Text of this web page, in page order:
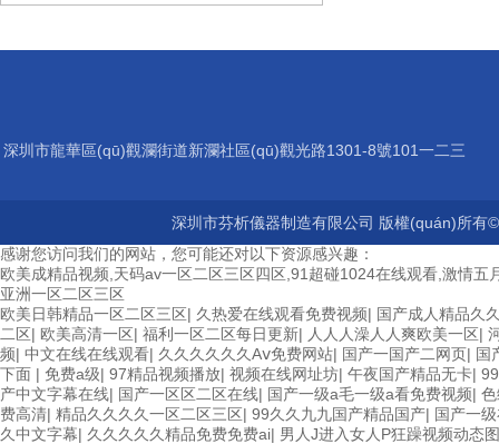
深圳市龍華區(qū)觀瀾街道新瀾社區(qū)觀光路1301-8號101一二三
深圳市芬析儀器制造有限公司 版權(quán)所
感谢您访问我们的网站，您可能还对以下资源感兴趣：
欧美成精品视频,天码av一区二区三区四区,91超碰1024在线观看,激情
亚洲一区二区三区
欧美日韩精品一区二区三区| 久热爱在线观看免费视频| 国产成人精品久
二区| 欧美高清一区| 福利一区二区每日更新| 人人人澡人人爽欧美一区|
频| 中文在线在线观看| 久久久久久久Aⅴ免费网站| 国产一国产二网页| 国
下面 | 免费a级| 97精品视频播放| 视频在线网址坊| 午夜国产精品无卡|
产中文字幕在线| 国产一区区二区在线| 国产一级a毛一级a看免费视频|
费高清| 精品久久久久一区二区三区| 99久久九九国产精品国产| 国产一
久中文字幕| 久久久久久精品免费免费ai| 男人J进入女人P狂躁视频动态图